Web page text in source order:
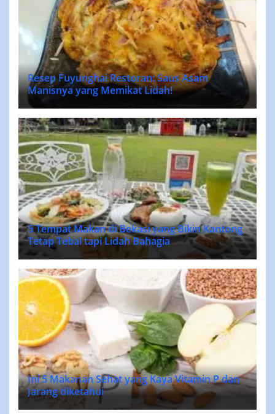
Resep Fuyunghai Restoran: Saus Asam
Manisnya yang Memikat Lidah!
5 Tempat Makan di Bekasi yang Bikin Kantong
Tetap Tebal tapi Lidah Bahagia
Ini 5 Makanan Sehat yang Kaya Vitamin P dan
Jarang diketahui